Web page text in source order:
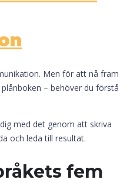
Men för att nå fram
– behöver du förstå
med det genom att skriva
och leda till resultat.
fem